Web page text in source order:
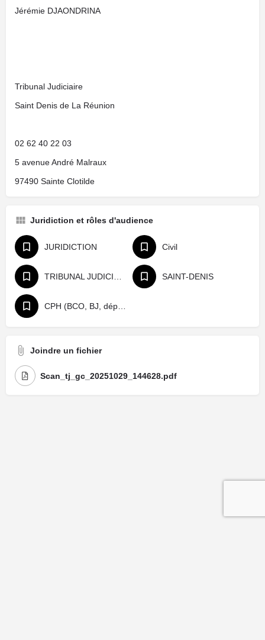
Jérémie DJAONDRINA
Tribunal Judiciaire
Saint Denis de La Réunion
02 62 40 22 03
5 avenue André Malraux
97490 Sainte Clotilde
Juridiction et rôles d'audience
JURIDICTION Civil
SAINT-DENIS
Joindre un fichier
Scan_tj_gc_20251029_144628.pdf